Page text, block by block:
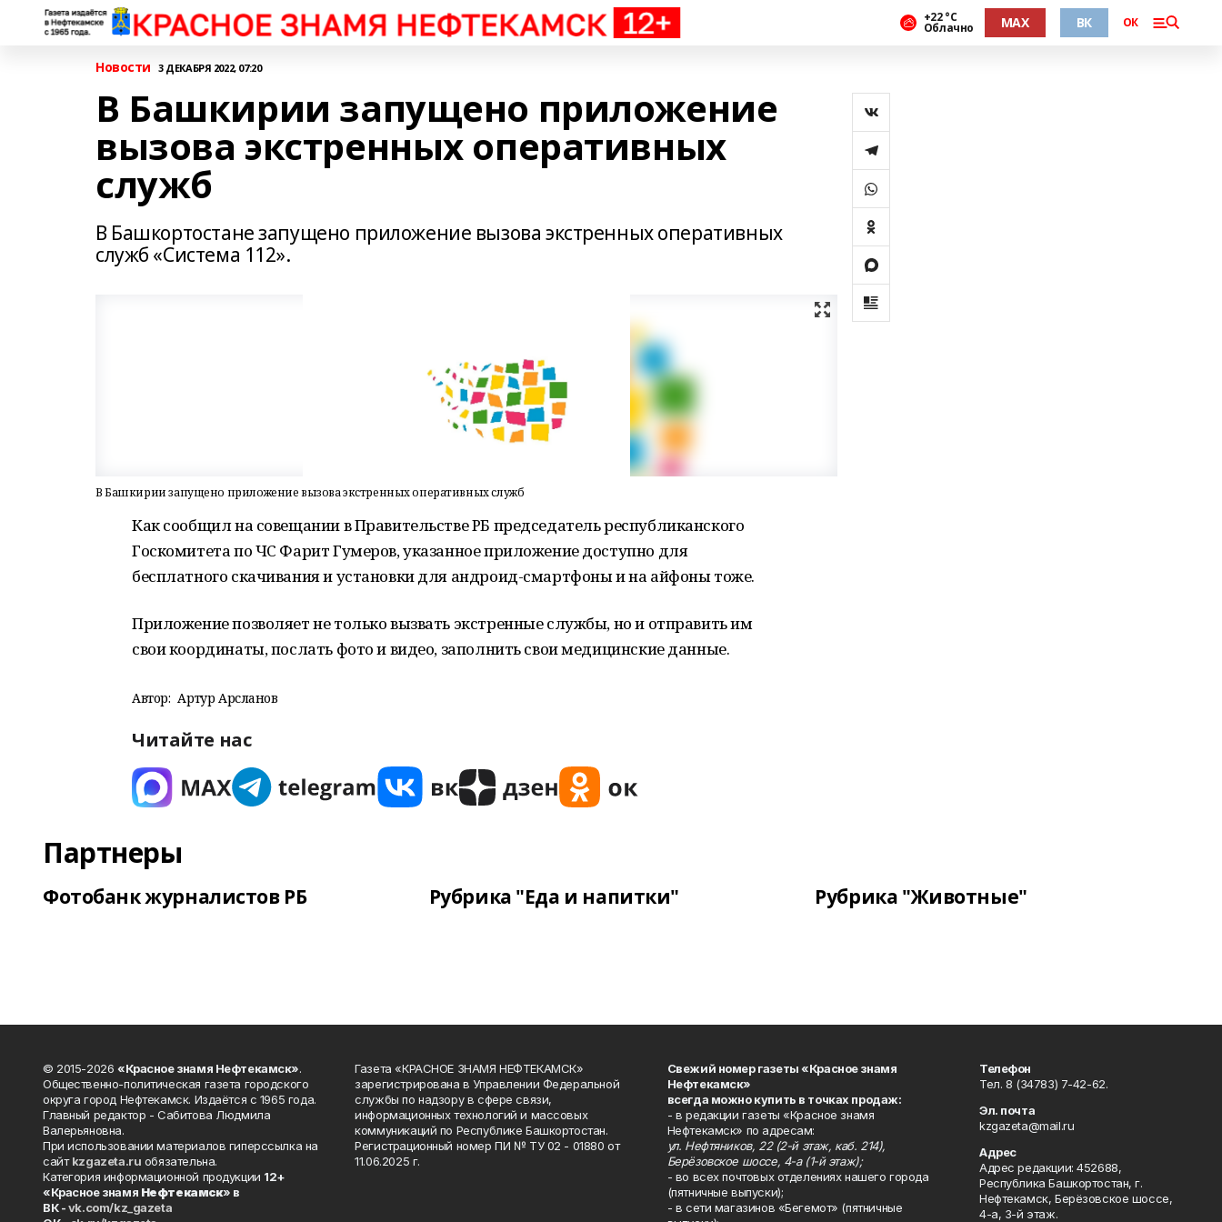
+22 °С
Облачно MAX ВК ОК
Новости 3 ДЕКАБРЯ 2022, 07:20
В Башкирии запущено приложение
вызова экстренных оперативных
служб
В Башкортостане запущено приложение вызова экстренных оперативных
служб «Система 112».
В Башкирии запущено приложение вызова экстренных оперативных служб
Как сообщил на совещании в Правительстве РБ председатель республиканского
Госкомитета по ЧС Фарит Гумеров, указанное приложение доступно для
бесплатного скачивания и установки для андроид-смартфоны и на айфоны тоже.
Приложение позволяет не только вызвать экстренные службы, но и отправить им
свои координаты, послать фото и видео, заполнить свои медицинские данные.
Автор: Артур Арсланов
Читайте нас
Партнеры
Фотобанк журналистов РБ Рубрика "Еда и напитки" Рубрика "Животные"
© 2015-2026 «Красное знамя Нефтекамск».
Общественно-политическая газета городского
округа город Нефтекамск. Издаётся с 1965 года.
Главный редактор - Сабитова Людмила
Валерьяновна.
При использовании материалов гиперссылка на
сайтkzgazeta.ru обязательна.
Категория информационной продукции 12+
«Красное знамя Нефтекамск» в
ВК -vk.com/kz_gazeta
Газета «КРАСНОЕ ЗНАМЯ НЕФТЕКАМСК»
зарегистрирована в Управлении Федеральной
службы по надзору в сфере связи,
информационных технологий и массовых
коммуникаций по Республике Башкортостан.
Регистрационный номер ПИ № ТУ 02 - 01880 от
11.06.2025 г.
Свежий номер газеты «Красное знамя
Нефтекамск»
всегда можно купить в точках продаж:
- в редакции газеты «Красное знамя
Нефтекамск» по адресам:
ул. Нефтяников, 22 (2-й этаж, каб. 214),
Берёзовское шоссе, 4-а (1-й этаж);
- во всех почтовых отделениях нашего города
(пятничные выпуски);
- в сети магазинов «Бегемот» (пятничные
Телефон
Тел. 8 (34783) 7-42-62.
Эл. почта
kzgazeta@mail.ru
Адрес
Адрес редакции: 452688,
Республика Башкортостан, г.
Нефтекамск, Берёзовское шоссе,
4-а, 3-й этаж.